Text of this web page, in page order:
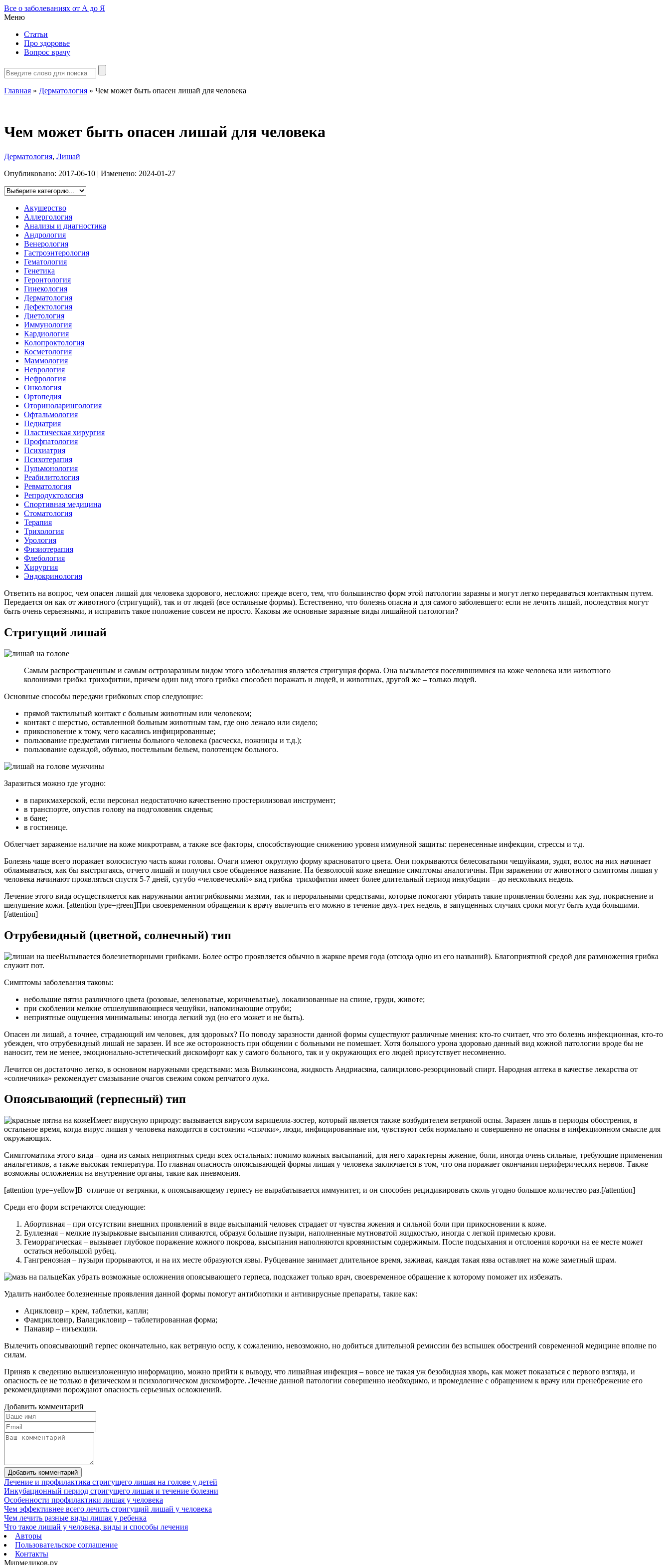
Все о заболеваниях от А до Я
Меню
Статьи
Про здоровье
Вопрос врачу
Главная » Дерматология » Чем может быть опасен лишай для человека
Чем может быть опасен лишай для человека
Дерматология, Лишай
Опубликовано: 2017-06-10 | Изменено: 2024-01-27
Акушерство
Аллергология
Анализы и диагностика
Андрология
Венерология
Гастроэнтерология
Гематология
Генетика
Геронтология
Гинекология
Дерматология
Дефектология
Диетология
Иммунология
Кардиология
Колопроктология
Косметология
Маммология
Неврология
Нефрология
Онкология
Ортопедия
Оториноларингология
Офтальмология
Педиатрия
Пластическая хирургия
Профпатология
Психиатрия
Психотерапия
Пульмонология
Реабилитология
Ревматология
Репродуктология
Спортивная медицина
Стоматология
Терапия
Трихология
Урология
Физиотерапия
Флебология
Хирургия
Эндокринология
Ответить на вопрос, чем опасен лишай для человека здорового, несложно: прежде всего, тем, что большинство форм этой патологии заразны и могут легко передаваться контактным путем.
Передается он как от животного (стригущий), так и от людей (все остальные формы). Естественно, что болезнь опасна и для самого заболевшего: если не лечить лишай, последствия могут
быть очень серьезными, и исправить такое положение совсем не просто. Каковы же основные заразные виды лишайной патологии?
Стригущий лишай
Самым распространенным и самым острозаразным видом этого заболевания является стригущая форма. Она вызывается поселившимися на коже человека или животного
колониями грибка трихофитии, причем один вид этого грибка способен поражать и людей, и животных, другой же – только людей.
Основные способы передачи грибковых спор следующие:
прямой тактильный контакт с больным животным или человеком;
контакт с шерстью, оставленной больным животным там, где оно лежало или сидело;
прикосновение к тому, чего касались инфицированные;
пользование предметами гигиены больного человека (расческа, ножницы и т.д.);
пользование одеждой, обувью, постельным бельем, полотенцем больного.
Заразиться можно где угодно:
в парикмахерской, если персонал недостаточно качественно простерилизовал инструмент;
в транспорте, опустив голову на подголовник сиденья;
в бане;
в гостинице.
Облегчает заражение наличие на коже микротравм, а также все факторы, способствующие снижению уровня иммунной защиты: перенесенные инфекции, стрессы и т.д.
Болезнь чаще всего поражает волосистую часть кожи головы. Очаги имеют округлую форму красноватого цвета. Они покрываются белесоватыми чешуйками, зудят, волос на них начинает
обламываться, как бы выстригаясь, отчего лишай и получил свое обыденное название. На безволосой коже внешние симптомы аналогичны. При заражении от животного симптомы лишая у
человека начинают проявляться спустя 5-7 дней, сугубо «человеческий» вид грибка трихофитии имеет более длительный период инкубации – до нескольких недель.
Лечение этого вида осуществляется как наружными антигрибковыми мазями, так и пероральными средствами, которые помогают убирать такие проявления болезни как зуд, покраснение и
шелушение кожи. [attention type=green]При своевременном обращении к врачу вылечить его можно в течение двух-трех недель, в запущенных случаях сроки могут быть куда большими.
[/attention]
Отрубевидный (цветной, солнечный) тип
Вызывается болезнетворными грибками. Более остро проявляется обычно в жаркое время года (отсюда одно из его названий). Благоприятной средой для размножения грибка
служит пот.
Симптомы заболевания таковы:
небольшие пятна различного цвета (розовые, зеленоватые, коричневатые), локализованные на спине, груди, животе;
при скоблении мелкие отшелушивающиеся чешуйки, напоминающие отруби;
неприятные ощущения минимальны: иногда легкий зуд (но его может и не быть).
Опасен ли лишай, а точнее, страдающий им человек, для здоровых? По поводу заразности данной формы существуют различные мнения: кто-то считает, что это болезнь инфекционная, кто-то
убежден, что отрубевидный лишай не заразен. И все же осторожность при общении с больными не помешает. Хотя большого урона здоровью данный вид кожной патологии вроде бы не
наносит, тем не менее, эмоционально-эстетический дискомфорт как у самого больного, так и у окружающих его людей присутствует несомненно.
Лечится он достаточно легко, в основном наружными средствами: мазь Вилькинсона, жидкость Андриасяна, салицилово-резорциновый спирт. Народная аптека в качестве лекарства от
«солнечника» рекомендует смазывание очагов свежим соком репчатого лука.
Опоясывающий (герпесный) тип
Имеет вирусную природу: вызывается вирусом варицелла-зостер, который является также возбудителем ветряной оспы. Заразен лишь в периоды обострения, в
остальное время, когда вирус лишая у человека находится в состоянии «спячки», люди, инфицированные им, чувствуют себя нормально и совершенно не опасны в инфекционном смысле для
окружающих.
Симптоматика этого вида – одна из самых неприятных среди всех остальных: помимо кожных высыпаний, для него характерны жжение, боли, иногда очень сильные, требующие применения
анальгетиков, а также высокая температура. Но главная опасность опоясывающей формы лишая у человека заключается в том, что она поражает окончания периферических нервов. Также
возможны осложнения на внутренние органы, такие как пневмония.
[attention type=yellow]В отличие от ветрянки, к опоясывающему герпесу не вырабатывается иммунитет, и он способен рецидивировать сколь угодно большое количество раз.[/attention]
Среди его форм встречаются следующие:
Абортивная – при отсутствии внешних проявлений в виде высыпаний человек страдает от чувства жжения и сильной боли при прикосновении к коже.
Буллезная – мелкие пузырьковые высыпания сливаются, образуя большие пузыри, наполненные мутноватой жидкостью, иногда с легкой примесью крови.
Геморрагическая – вызывает глубокое поражение кожного покрова, высыпания наполняются кровянистым содержимым. После подсыхания и отслоения корочки на ее месте может
остаться небольшой рубец.
Гангренозная – пузыри прорываются, и на их месте образуются язвы. Рубцевание занимает длительное время, заживая, каждая такая язва оставляет на коже заметный шрам.
Как убрать возможные осложнения опоясывающего герпеса, подскажет только врач, своевременное обращение к которому поможет их избежать.
Удалить наиболее болезненные проявления данной формы помогут антибиотики и антивирусные препараты, такие как:
Ацикловир – крем, таблетки, капли;
Фамцикловир, Валацикловир – таблетированная форма;
Панавир – инъекции.
Вылечить опоясывающий герпес окончательно, как ветряную оспу, к сожалению, невозможно, но добиться длительной ремиссии без вспышек обострений современной медицине вполне по
силам.
Приняв к сведению вышеизложенную информацию, можно прийти к выводу, что лишайная инфекция – вовсе не такая уж безобидная хворь, как может показаться с первого взгляда, и
опасность ее не только в физическом и психологическом дискомфорте. Лечение данной патологии совершенно необходимо, и промедление с обращением к врачу или пренебрежение его
рекомендациями порождают опасность серьезных осложнений.
Добавить комментарий
Добавить комментарий
Лечение и профилактика стригущего лишая на голове у детей
Инкубационный период стригущего лишая и течение болезни
Особенности профилактики лишая у человека
Чем эффективнее всего лечить стригущий лишай у человека
Чем лечить разные виды лишая у ребенка
Что такое лишай у человека, виды и способы лечения
Авторы
Пользовательское соглашение
Контакты
Мирмедиков.ру